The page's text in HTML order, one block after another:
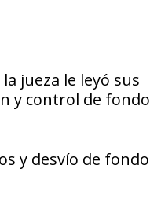
jueza le leyó sus
y control de
y desvío de